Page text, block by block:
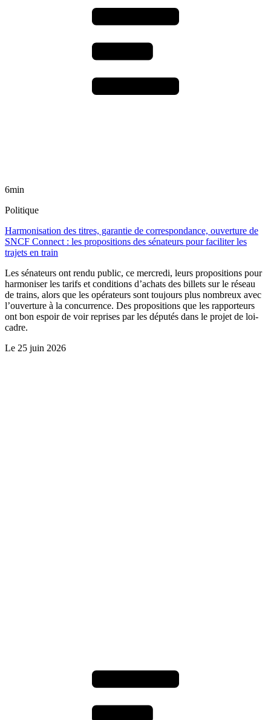
6min
Politique
Harmonisation des titres, garantie de correspondance, ouverture de
SNCF Connect : les propositions des sénateurs pour faciliter les
trajets en train
Les sénateurs ont rendu public, ce mercredi, leurs propositions pour
harmoniser les tarifs et conditions d’achats des billets sur le réseau
de trains, alors que les opérateurs sont toujours plus nombreux avec
l’ouverture à la concurrence. Des propositions que les rapporteurs
ont bon espoir de voir reprises par les députés dans le projet de loi-
cadre.
Le 25 juin 2026